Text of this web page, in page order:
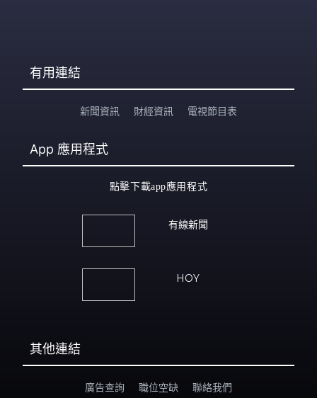
有用連結
新聞資訊 財經資訊 電視節目表
App 應用程式
點擊下載app應用程式
有線新聞
HOY
其他連結
廣告查詢 職位空缺 聯絡我們